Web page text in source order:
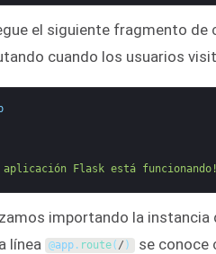
el siguiente fragmento
cuando los usuarios
aplicación Flask está
importando la
línea @app . route(/ )
se conoce